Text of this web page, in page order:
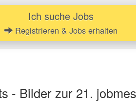
Ich suche Jobs
Registrieren & Jobs erhalten
- Bilder zur 21.